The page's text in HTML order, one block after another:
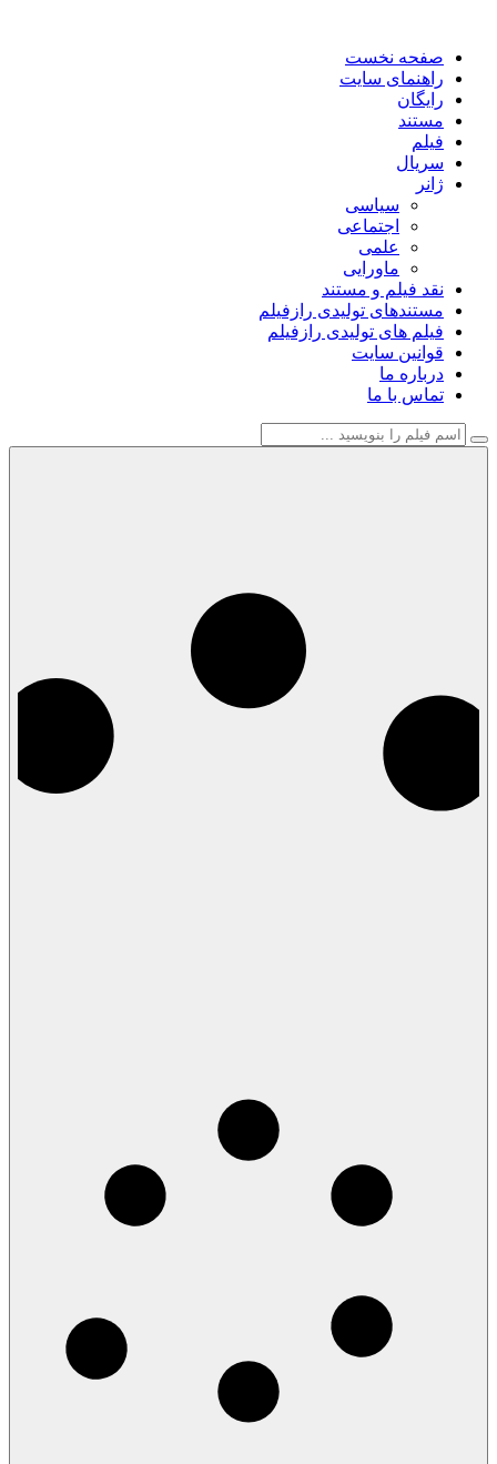
صفحه نخست
راهنمای سایت
رایگان
مستند
فیلم
سریال
ژانر
سیاسی
اجتماعی
علمی
ماورایی
نقد فیلم و مستند
مستندهای تولیدی رازفیلم
فیلم های تولیدی رازفیلم
قوانین سایت
درباره ما
تماس با ما